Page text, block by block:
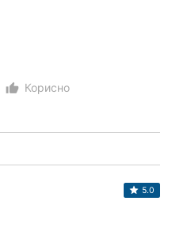
thumb_up_alt
Корисно
5.0